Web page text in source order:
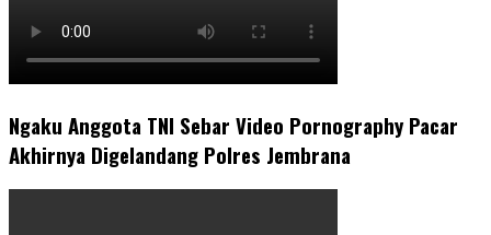
Ngaku Anggota TNI Sebar Video Pornography Pacar
Akhirnya Digelandang Polres Jembrana